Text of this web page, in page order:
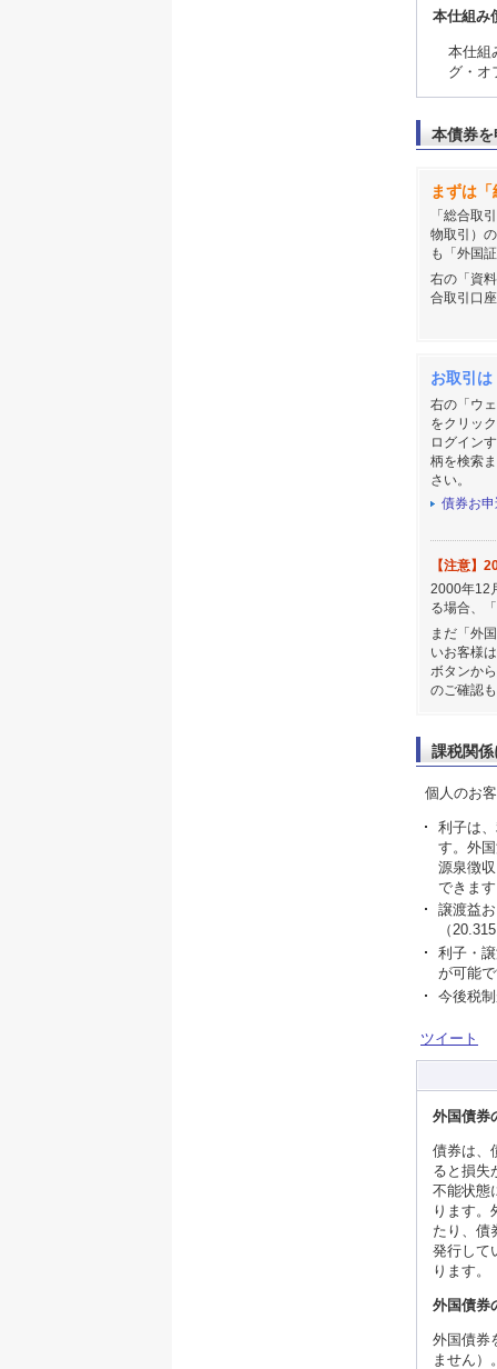
本仕組み
本仕組
グ・オ
本債券
まずは
「総合取
物取引）
も「外国
右の「資
合取引口
お取引
右の「ウ
をクリッ
ログイン
柄を検索
さい。
債券お
【注意】
2000年12
る場合、
まだ「外
いお客様
ボタンか
のご確認
課税関
個人のお
利子は
す。外
源泉徴
できま
譲渡益
（
利子・
が可能
今後税
ツイート
外国債券
債券は、
ると損失
不能状態
ります。
たり、債
発行して
ります。
外国債券
外国債券
ません）